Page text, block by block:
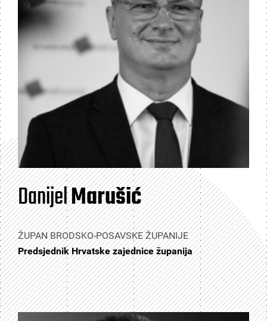
DanijelMarušić
ŽUPAN BRODSKO-POSAVSKE ŽUPANIJE
Predsjednik Hrvatske zajednice županija